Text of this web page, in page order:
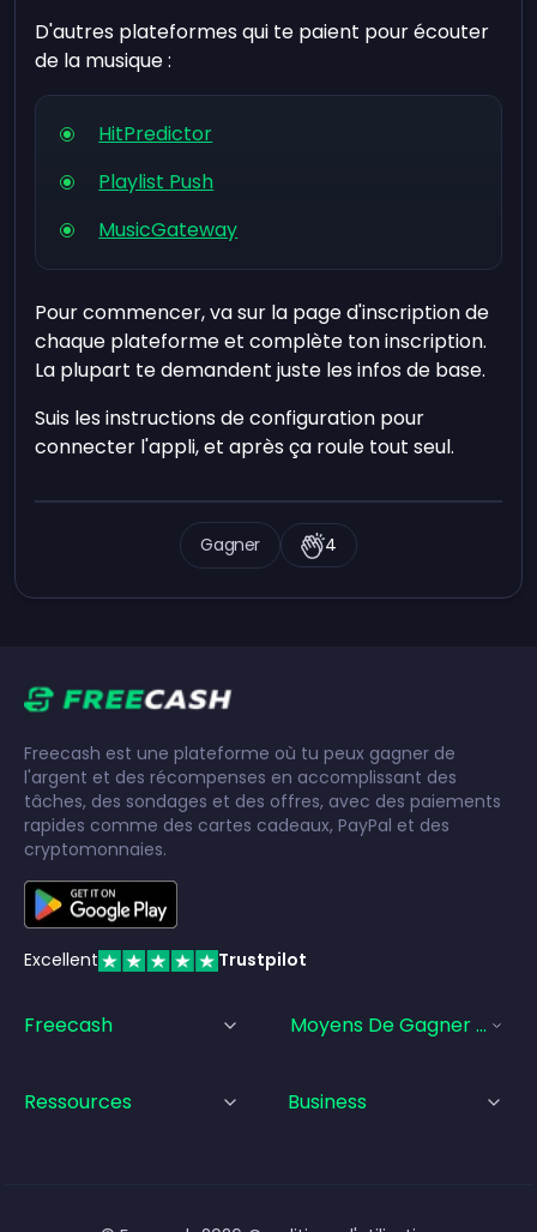
D'autres plateformes qui te paient pour écouter
de la musique :
HitPredictor
Playlist Push
MusicGateway
Pour commencer, va sur la page d'inscription de
chaque plateforme et complète ton inscription.
La plupart te demandent juste les infos de base.
Suis les instructions de configuration pour
connecter l'appli, et après ça roule tout seul.
Gagner 4
Freecash est une plateforme où tu peux gagner de
l'argent et des récompenses en accomplissant des
tâches, des sondages et des offres, avec des paiements
rapides comme des cartes cadeaux, PayPal et des
cryptomonnaies.
Excellent Trustpilot
Freecash Moyens De Gagner De
Ressources Business